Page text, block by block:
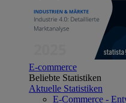
E-commerce
Beliebte Statistiken
Aktuelle Statistiken
E-Commerce -